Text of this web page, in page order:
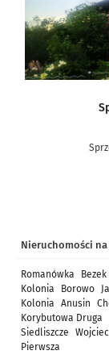
Nieruchomości
Romanówka Bezek
Kolonia
Borowo
Kolonia
Anusin
Korybutowa Druga
Siedliszcze
Pierwsza